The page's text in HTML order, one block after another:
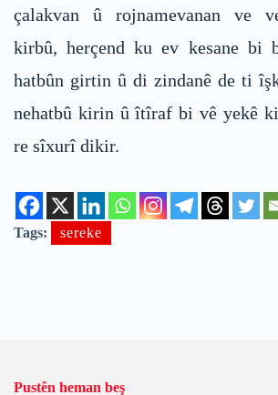
çalakvan û rojnamevanan ve
kirbû, herçend ku ev kesane bi
hatbûn girtin û di zindanê de ti
nehatbû kirin û îtîraf bi vê yekê
re sîxurî dikir.
Tags: sereke
Pustên heman beş